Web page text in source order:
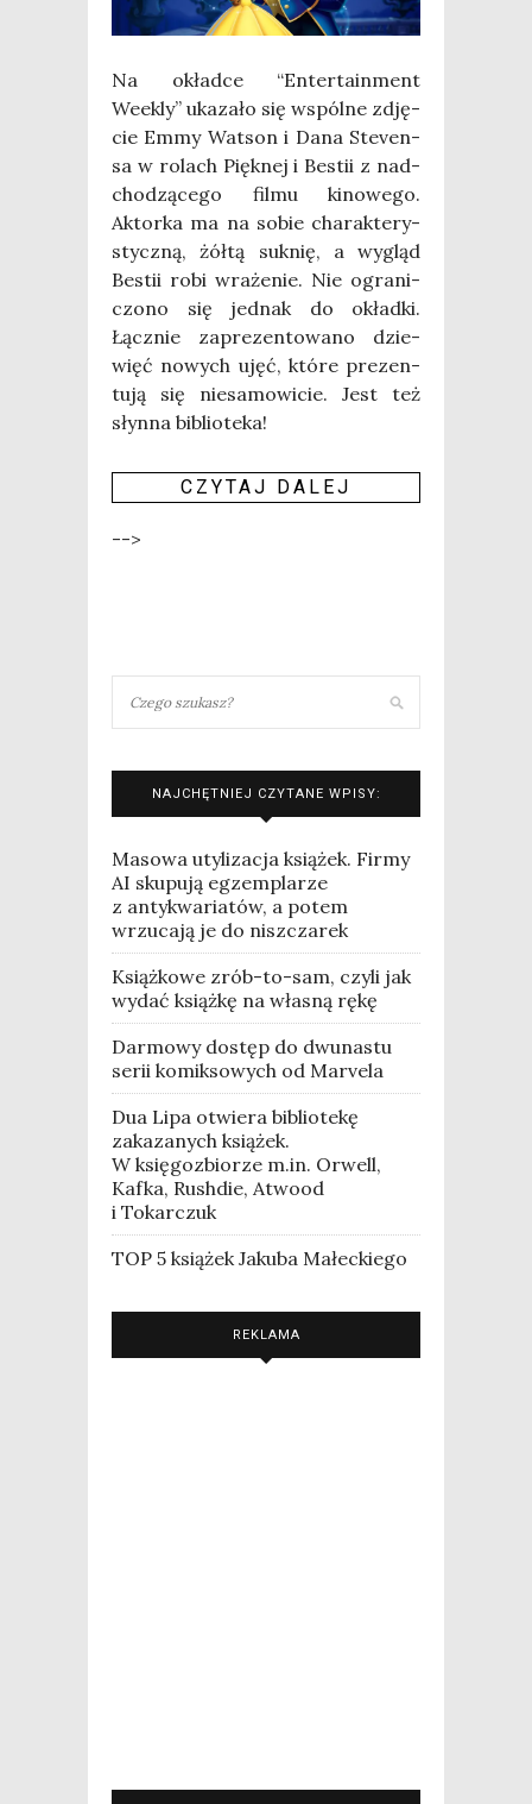
Na okład­ce “Enter­ta­in­ment
Weekly” uka­za­ło się wspól­ne zdję­
cie Emmy Wat­son i Dana Ste­ven­
sa w rolach Pięk­nej i Bestii z nad­
cho­dzą­ce­go fil­mu kino­we­go.
Aktor­ka ma na sobie cha­rak­te­ry­
stycz­ną, żół­tą suk­nię, a wygląd
Bestii robi wra­że­nie. Nie ogra­ni­
czo­no się jed­nak do okład­ki.
Łącz­nie zapre­zen­to­wa­no dzie­
więć nowych ujęć, któ­re pre­zen­
tu­ją się nie­sa­mo­wi­cie. Jest też
słyn­na biblio­te­ka!
CZY­TAJ DALEJ
-->
NAJCHĘTNIEJ CZYTANE WPISY:
Masowa utylizacja książek. Firmy
AI skupują egzemplarze
z antykwariatów, a potem
wrzucają je do niszczarek
Książkowe zrób-to-sam, czyli jak
wydać książkę na własną rękę
Darmowy dostęp do dwunastu
serii komiksowych od Marvela
Dua Lipa otwiera bibliotekę
zakazanych książek.
W księgozbiorze m.in. Orwell,
Kafka, Rushdie, Atwood
i Tokarczuk
TOP 5 książek Jakuba Małeckiego
REKLAMA